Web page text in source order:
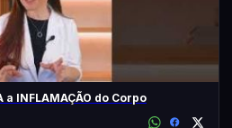
a INFLAMAÇÃO do Corpo